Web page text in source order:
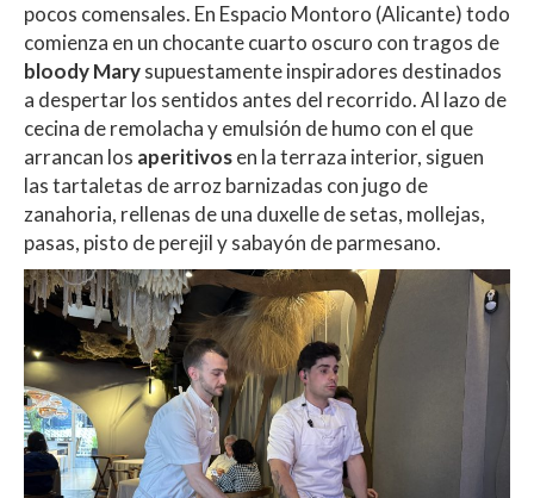
pocos comensales. En Espacio Montoro (Alicante) todo
comienza en un chocante cuarto oscuro con tragos de
bloody Marysupuestamente inspiradores destinados
a despertar los sentidos antes del recorrido.Al lazo de
cecina de remolacha y emulsión de humo con el que
arrancan los aperitivosen la terraza interior, siguen
las tartaletas de arroz barnizadas con jugo de
zanahoria, rellenas de una duxelle de setas, mollejas,
pasas, pisto de perejil y sabayón de parmesano.